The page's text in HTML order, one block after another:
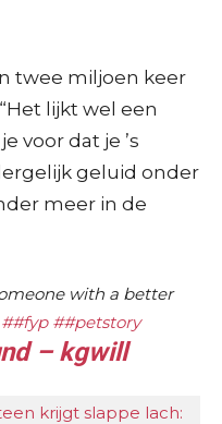
twee miljoen keer
lijkt wel een
voor dat je ’s
geluid onder
meer in de
with a better
##fyp ##petstory
– kgwill
krijgt slappe lach: